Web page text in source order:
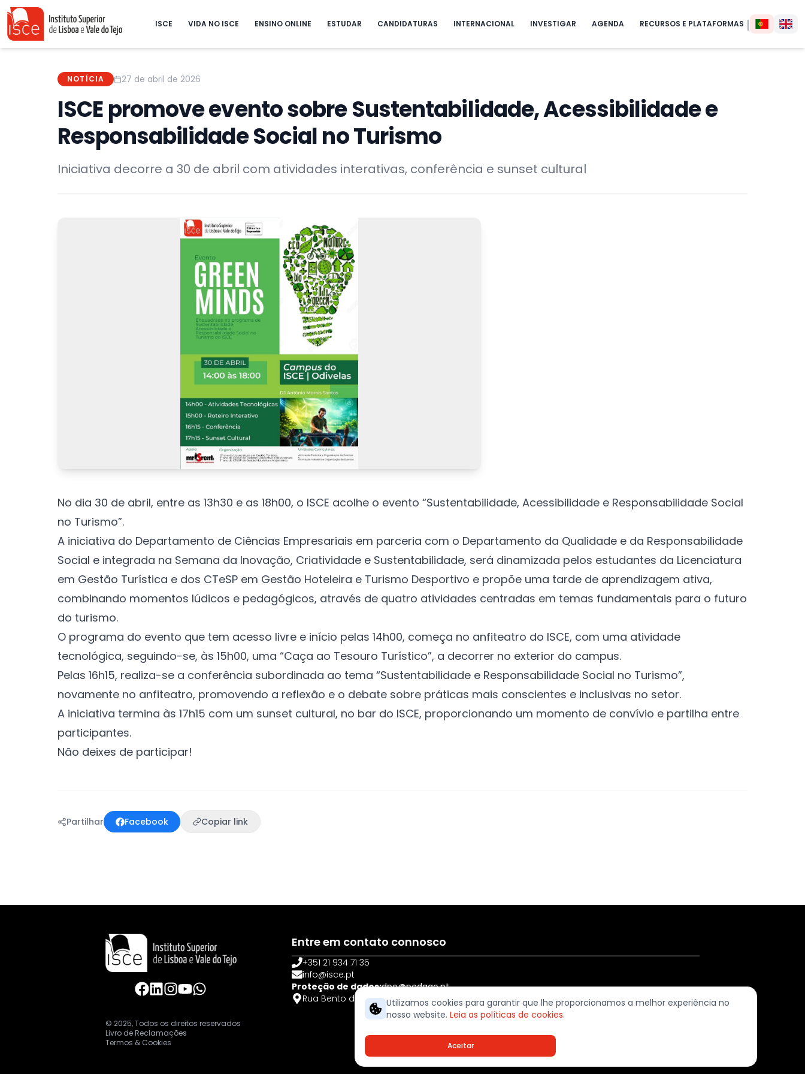
Utilizamos cookies para garantir que lhe proporcionamos a melhor experiência no
nosso website. Leia as políticas de cookies.
Aceitar
ISCE VIDA NO ISCE ENSINO ONLINE ESTUDAR CANDIDATURAS INTERNACIONAL INVESTIGAR AGENDA RECURSOS E PLATAFORMAS |
NOTÍCIA 27 de abril de 2026
ISCE promove evento sobre Sustentabilidade, Acessibilidade e
Responsabilidade Social no Turismo
Iniciativa decorre a 30 de abril com atividades interativas, conferência e sunset cultural
No dia 30 de abril, entre as 13h30 e as 18h00, o ISCE acolhe o evento “Sustentabilidade, Acessibilidade e Responsabilidade Social
no Turismo”.
A iniciativa do Departamento de Ciências Empresariais em parceria com o Departamento da Qualidade e da Responsabilidade
Social e integrada na Semana da Inovação, Criatividade e Sustentabilidade, será dinamizada pelos estudantes da Licenciatura
em Gestão Turística e dos CTeSP em Gestão Hoteleira e Turismo Desportivo e propõe uma tarde de aprendizagem ativa,
combinando momentos lúdicos e pedagógicos, através de quatro atividades centradas em temas fundamentais para o futuro
do turismo.
O programa do evento que tem acesso livre e início pelas 14h00, começa no anfiteatro do ISCE, com uma atividade
tecnológica, seguindo-se, às 15h00, uma “Caça ao Tesouro Turístico”, a decorrer no exterior do campus.
Pelas 16h15, realiza-se a conferência subordinada ao tema “Sustentabilidade e Responsabilidade Social no Turismo”,
novamente no anfiteatro, promovendo a reflexão e o debate sobre práticas mais conscientes e inclusivas no setor.
A iniciativa termina às 17h15 com um sunset cultural, no bar do ISCE, proporcionando um momento de convívio e partilha entre
participantes.
Não deixes de participar!
Partilhar Facebook Copiar link
Entre em contato connosco
+351 21 934 71 35
info@isce.pt
Proteção de dados:dpo@pedago.pt
Rua Bento de Jesus Caraça, 12 – Serra da Amoreira 2620-379 Ramada (Odivelas) | PORTUGAL
© 2025, Todos os direitos reservados
Livro de Reclamações
Termos & Cookies